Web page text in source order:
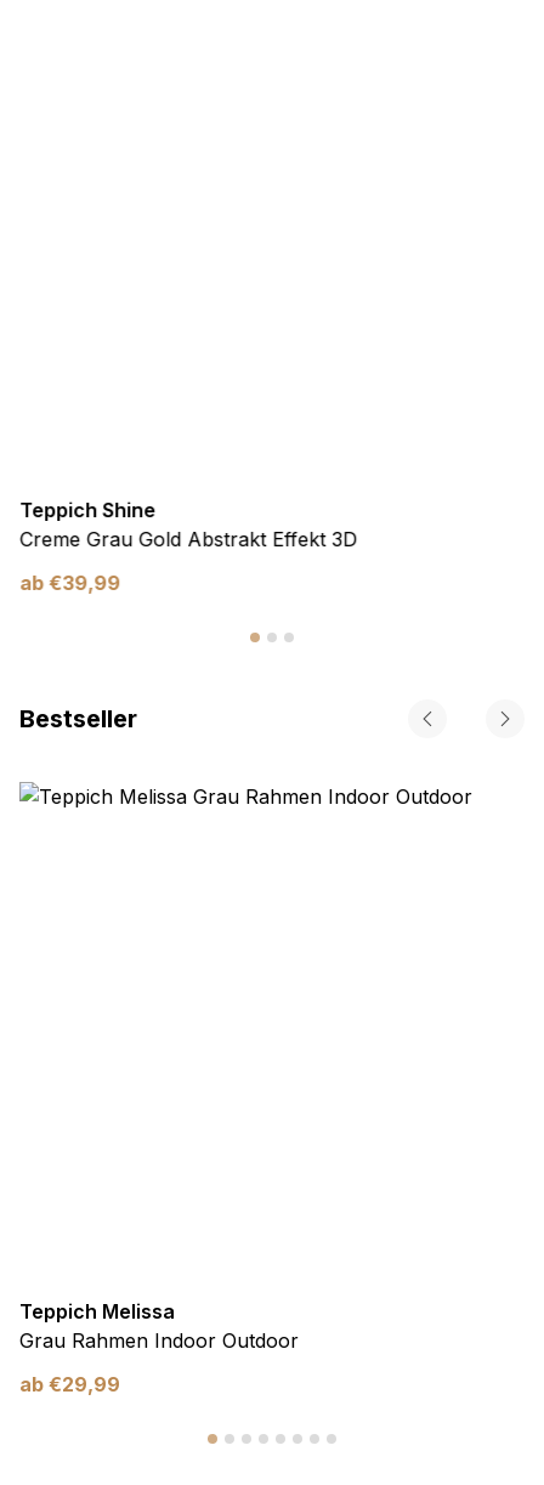
Teppich Shine
Creme Grau Gold Abstrakt Effekt 3D
ab €39,99
Bestseller
Teppich Melissa
Grau Rahmen Indoor Outdoor
ab €29,99